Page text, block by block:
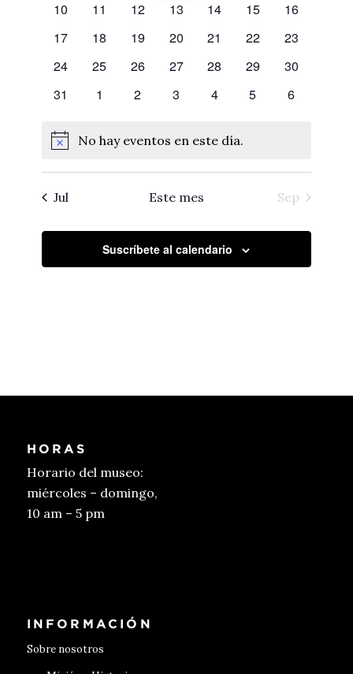
de
Eventos
0
10
0
11
0
12
0
13
0
14
0
15
0
16
0
17
0
18
0
19
0
20
0
21
0
22
0
23
0
24
0
25
0
26
0
27
0
28
0
29
0
30
0
31
0
1
0
2
0
3
0
4
0
5
0
6
NoticeNo hay eventos en este día.
Jul Este mes Sep
Suscríbete al calendario
HORAS
Horario del museo:
miércoles – domingo,
10 am – 5 pm
INFORMACIÓN
Sobre nosotros